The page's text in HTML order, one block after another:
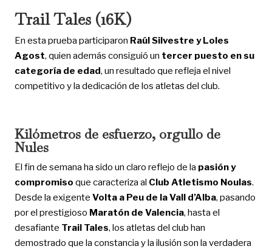
Trail Tales (16K)
En esta prueba participaron Raúl Silvestre y Loles
Agost, quien además consiguió un tercer puesto en su
categoría de edad, un resultado que refleja el nivel
competitivo y la dedicación de los atletas del club.
Kilómetros de esfuerzo, orgullo de
Nules
El fin de semana ha sido un claro reflejo de la pasión y
compromiso que caracteriza al Club Atletismo Noulas.
Desde la exigente Volta a Peu de la Vall d’Alba, pasando
por el prestigioso Maratón de Valencia, hasta el
desafiante Trail Tales, los atletas del club han
demostrado que la constancia y la ilusión son la verdadera